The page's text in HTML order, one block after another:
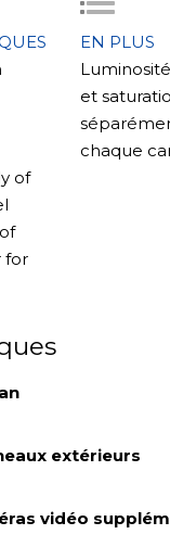
du modèle
se distingue par
qui lance
de l'appui sur le
lors de la
fonction est
enregistrements
de l'appareil.
d'autres capacités
pour cartes
plus de la mémoire
l'appareil et offre
les photos et
avec
compris PAL/
of
for
EN PLUS
et
chaque
extérieurs
vidéo